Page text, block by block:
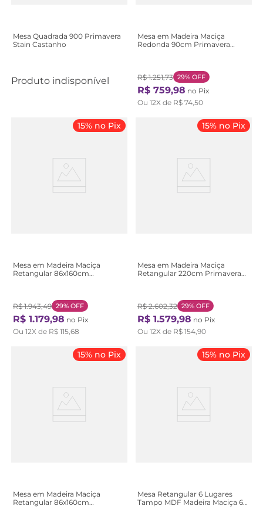
Mesa Quadrada 900 Primavera
Stain Castanho
Produto indisponível
Mesa em Madeira Maciça
Redonda 90cm Primavera
R$ 1.251,73 29% OFF
R$ 759,98 no Pix
Ou 12X de R$ 74,50
15% no Pix
Mesa em Madeira Maciça
Retangular 86x160cm
R$ 1.943,49 29% OFF
R$ 1.179,98 no Pix
Ou 12X de R$ 115,68
15% no Pix
Mesa em Madeira Maciça
Retangular 220cm Primavera
R$ 2.602,32 29% OFF
R$ 1.579,98 no Pix
Ou 12X de R$ 154,90
15% no Pix
Mesa em Madeira Maciça
Retangular 86x160cm
15% no Pix
Mesa Retangular 6 Lugares
Tampo MDF Madeira Maciça 6